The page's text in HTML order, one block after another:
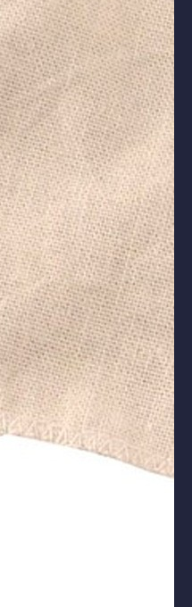
08.Средства защиты рук
09.Средства защиты
10. Головные уборы
КОНТАКТЫ
8 (423) 264-14-09
8 (423) 264-16-35
г. Владивосток, ул.
Фадеева, 45 а
пн-пт 9:00 - 17:00
mail@compass25.ru